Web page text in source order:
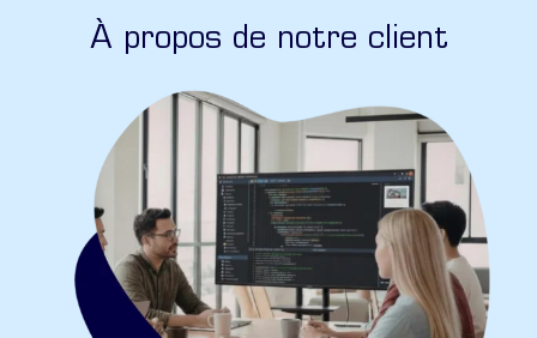
À propos de notre client